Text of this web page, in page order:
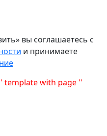
вы соглашаетесь с
и принимаете
template with page ''